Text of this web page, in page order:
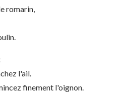
romarin,
l'ail.
finement l'oignon.